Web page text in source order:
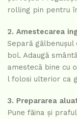
rolling pin pentru
2. Amestecarea
Separă
bol. Adaugă
amestecă bine cu
l folosi ulterior ca
3. Prepararea
Pune făina și